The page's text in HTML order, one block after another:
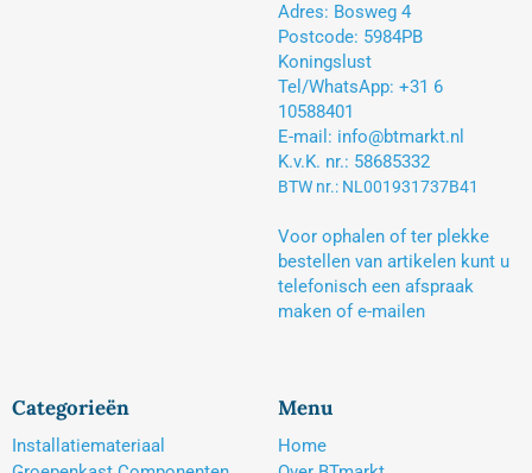
Categorieën
Installatiemateriaal
Menu
Home
Adres: Bosweg 4
Postcode: 5984PB
Koningslust
Tel/WhatsApp: +31 6
10588401
E-mail: info@btmarkt.nl
K.v.K. nr.: 58685332
BTW nr.: NL001931737B41
Voor ophalen of ter plekke
bestellen van artikelen kunt u
telefonisch een afspraak
maken of e-mailen